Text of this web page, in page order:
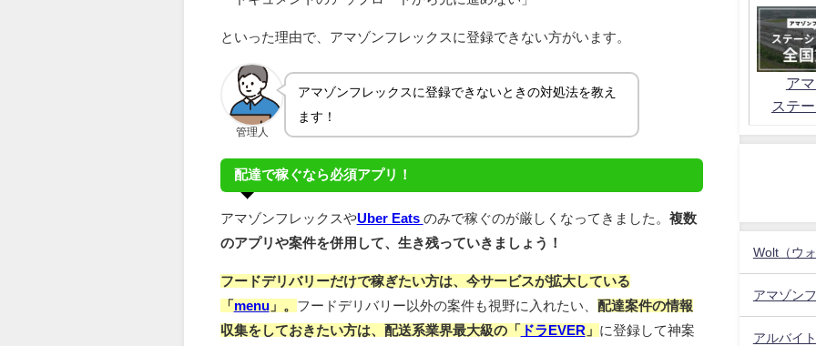
といった理由で、アマゾンフレックスに登録できない方がいます。
管理人
アマゾンフレックスに登録できないときの対処法を教え
ます！
配達で稼ぐなら必須アプリ！
アマゾンフレックスやUber Eats のみで稼ぐのが厳しくなってきました。 複数
のアプリや案件を併用して、生き残っていきましょう！
フードデリバリーだけで稼ぎたい方は、今サービスが拡大している
「menu」。 フードデリバリー以外の案件も視野に入れたい、 配達案件の情報
収集をしておきたい方は、配送系業界最大級の「 ドラEVER 」 に登録して神案
ア
ステ
Wolt（ウ
アマゾン
アルバイト